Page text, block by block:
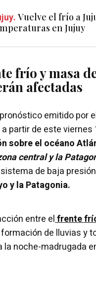
Vuelve el frío a
en Jujuy
frío y masa
afectadas
emitido por
partir de este
sobre el océano
central y la
istema de baja
y la Patagonia.
entre elfrente
de lluvias y
la noche-madrugada